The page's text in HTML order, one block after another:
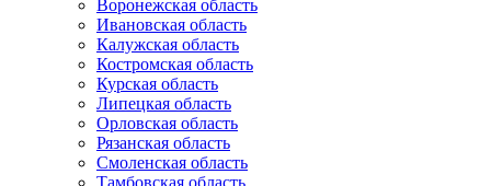
Воронежская область
Ивановская область
Калужская область
Костромская область
Курская область
Липецкая область
Орловская область
Рязанская область
Смоленская область
Тамбовская область